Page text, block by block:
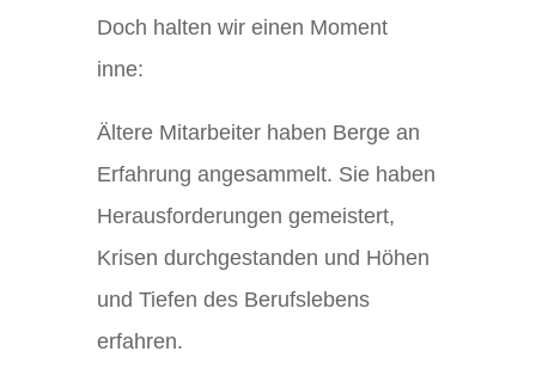
Doch halten wir einen Moment
inne:
Ältere Mitarbeiter haben Berge an
Erfahrung angesammelt. Sie haben
Herausforderungen gemeistert,
Krisen durchgestanden und Höhen
und Tiefen des Berufslebens
erfahren.